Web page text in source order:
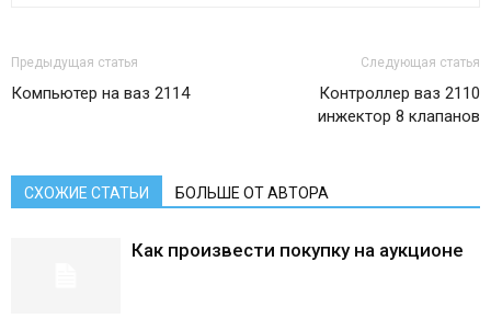
Предыдущая статья
Компьютер на ваз 2114
Следующая статья
Контроллер ваз 2110
инжектор 8 клапанов
СХОЖИЕ СТАТЬИ БОЛЬШЕ ОТ АВТОРА
Как произвести покупку на аукционе